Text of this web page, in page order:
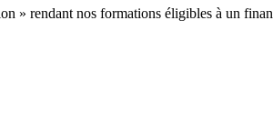
» rendant nos formations éligibles à un